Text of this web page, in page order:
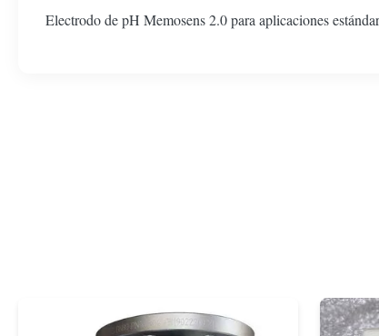
Electrodo de pH Memosens 2.0 para aplicaciones